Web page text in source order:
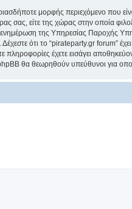
μορφής περιεχόμενο που
σας, είτε της χώρας στην οποία
της Υπηρεσίας Παροχής
ότι το “pirateparty.gr forum”
πληροφορίες έχετε εισάγει
θα θεωρηθούν υπεύθυνοι για